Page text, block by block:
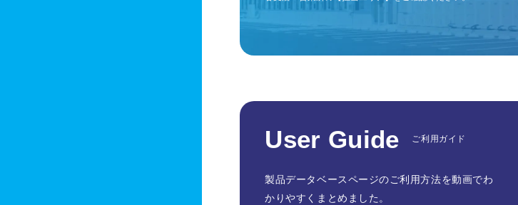
User Guide ご利用ガイド
製品データベースページのご利用方法を動画でわ
かりやすくまとめました。